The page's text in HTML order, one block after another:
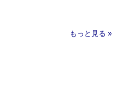
もっと見る »